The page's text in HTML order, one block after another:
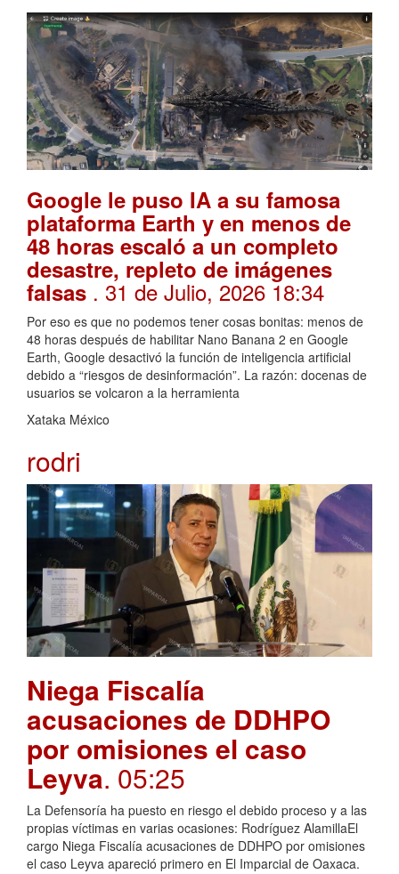
Google le puso IA a su famosa
plataforma Earth y en menos de
48 horas escaló a un completo
desastre, repleto de imágenes
falsas . 31 de Julio, 2026 18:34
Por eso es que no podemos tener cosas bonitas: menos de
48 horas después de habilitar Nano Banana 2 en Google
Earth, Google desactivó la función de inteligencia artificial
debido a “riesgos de desinformación”. La razón: docenas de
usuarios se volcaron a la herramienta
Xataka México
rodri
Niega Fiscalía
acusaciones de DDHPO
por omisiones el caso
Leyva. 05:25
La Defensoría ha puesto en riesgo el debido proceso y a las
propias víctimas en varias ocasiones: Rodríguez AlamillaEl
cargo Niega Fiscalía acusaciones de DDHPO por omisiones
el caso Leyva apareció primero en El Imparcial de Oaxaca.